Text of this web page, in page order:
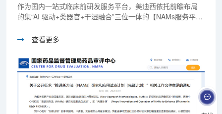
作为国内一站式临床前研发服务平台，美迪西依托前瞻布局
的集“AI 驱动+类器官+干湿融合”三位一体的【NAMs服务平
理等技术能力，可助力药企、模型研发机构第对接“先锋计划”
查看更多